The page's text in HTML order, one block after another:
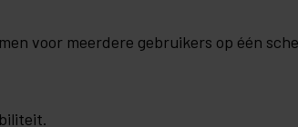
voor meerdere gebruikers op één